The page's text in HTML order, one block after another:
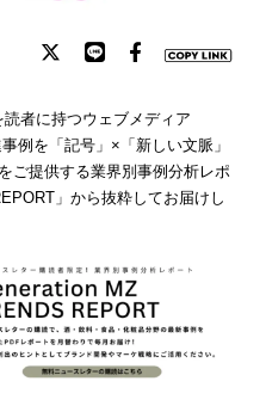
者に持つウェブメディア
例を「記号」×「新しい文脈」
ご提供する業界別事例分析レポ
」から抜粋してお届けし